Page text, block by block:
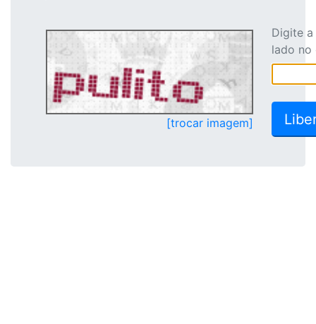
[trocar imagem]
Digite
lado no